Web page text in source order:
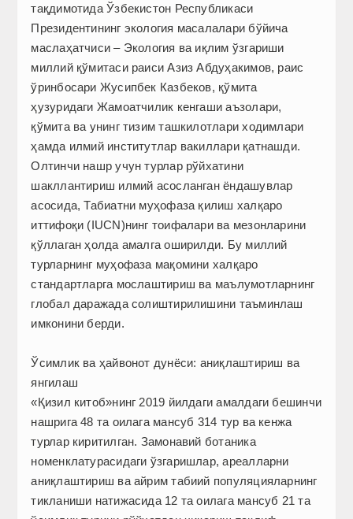
тақдимотида Ўзбекистон Республикаси
Президентининг экология масалалари бўйича
маслаҳатчиси – Экология ва иқлим ўзгариши
миллий қўмитаси раиси Азиз Абдуҳакимов, раис
ўринбосари Жусипбек Казбеков, қўмита
ҳузуридаги Жамоатчилик кенгаши аъзолари,
қўмита ва унинг тизим ташкилотлари ходимлари
ҳамда илмий институтлар вакиллари қатнашди.
Олтинчи нашр учун турлар рўйхатини
шакллантириш илмий асосланган ёндашувлар
асосида, Табиатни муҳофаза қилиш халқаро
иттифоқи (IUCN)нинг тоифалари ва мезонларини
қўллаган ҳолда амалга оширилди. Бу миллий
турларнинг муҳофаза мақомини халқаро
стандартларга мослаштириш ва маълумотларнинг
глобал даражада солиштирилишини таъминлаш
имконини берди.
Ўсимлик ва ҳайвонот дунёси: аниқлаштириш ва
янгилаш
«Қизил китоб»нинг 2019 йилдаги амалдаги бешинчи
нашрига 48 та оилага мансуб 314 тур ва кенжа
турлар киритилган. Замонавий ботаника
номенклатурасидаги ўзгаришлар, ареалларни
аниқлаштириш ва айрим табиий популяцияларнинг
тикланиши натижасида 12 та оилага мансуб 21 та